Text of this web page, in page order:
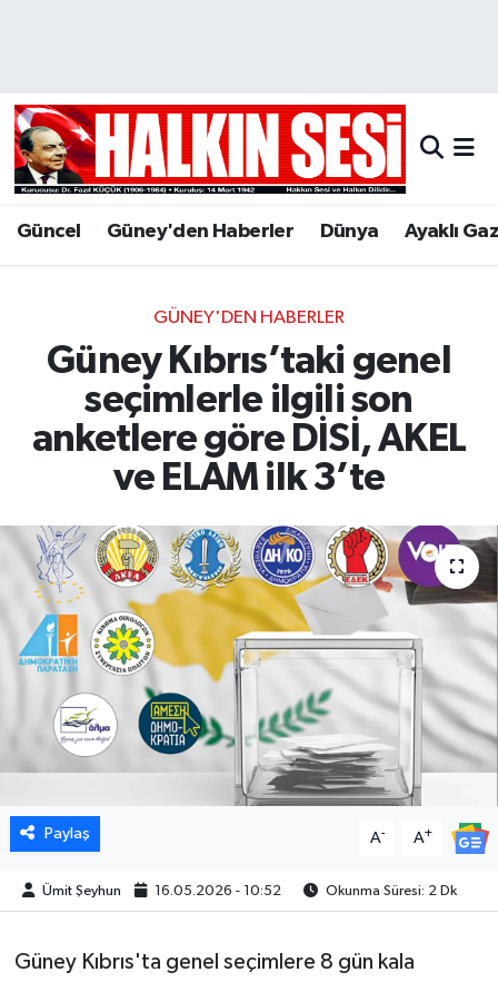
Güncel Güney'den Haberler Dünya Ayaklı
GÜNEY'DEN HABERLER
Güney Kıbrıs’taki genel
seçimlerle ilgili son
anketlere göre DİSİ, AKEL
ve ELAM ilk 3’te
Paylaş A- A+
Ümit Şeyhun 16.05.2026 - 10:52 Okunma Süresi: 2 Dk
Güney Kıbrıs'ta genel seçimlere 8 gün kala
Hava Durumu
Trafik Durumu
Tüm Manşetler
Son Dakika Haberleri
Haber Arşivi